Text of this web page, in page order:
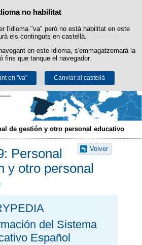
de cookies
pròpies per a facilitar la navegació i
obtindre estadístiques d'ús i satisfacció.
en l'apartat "Cookies" del nostreavís
legal.
Rebutjar
no habilitat
l'idioma "va" però no està habilitat en este
els continguts en castellà.
en este idioma, s'emmagatzemarà la
fins que tanque el navegador.
en "va" Canviar al castellà
Passar al contingut
de gestión y otro personal educativo
Volver
Personal
y otro personal
del Sistema
Español